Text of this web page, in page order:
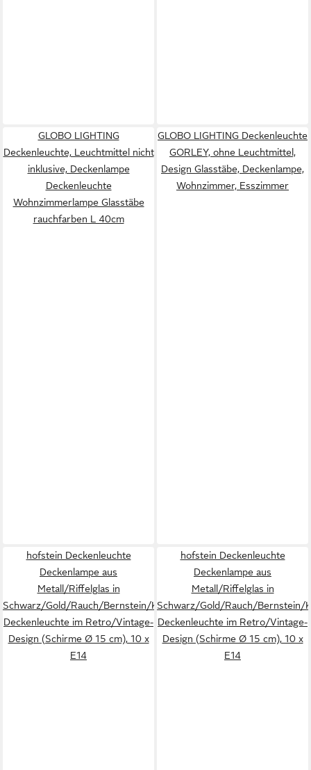
GLOBO LIGHTING
Deckenleuchte, Leuchtmittel nicht
inklusive, Deckenlampe
Deckenleuchte
Wohnzimmerlampe Glasstäbe
rauchfarben L 40cm
GLOBO LIGHTING Deckenleuchte
GORLEY, ohne Leuchtmittel,
Design Glasstäbe, Deckenlampe,
Wohnzimmer, Esszimmer
hofstein Deckenleuchte
Deckenlampe aus
Metall/Riffelglas in
Schwarz/Gold/Rauch/Bernstein/Klar,
Deckenleuchte im Retro/Vintage-
Design (Schirme Ø 15 cm), 10 x
E14
hofstein Deckenleuchte
Deckenlampe aus
Metall/Riffelglas in
Schwarz/Gold/Rauch/Bernstein/
Deckenleuchte im Retro/Vintage-
Design (Schirme Ø 15 cm), 10 x
E14